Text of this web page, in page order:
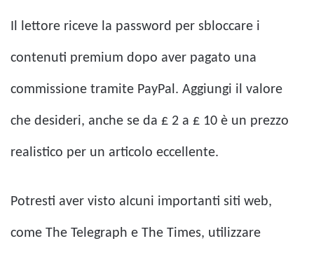
Il lettore riceve la password per sbloccare i
contenuti premium dopo aver pagato una
commissione tramite PayPal. Aggiungi il valore
che desideri, anche se da £ 2 a £ 10 è un prezzo
realistico per un articolo eccellente.
Potresti aver visto alcuni importanti siti web,
come The Telegraph e The Times, utilizzare